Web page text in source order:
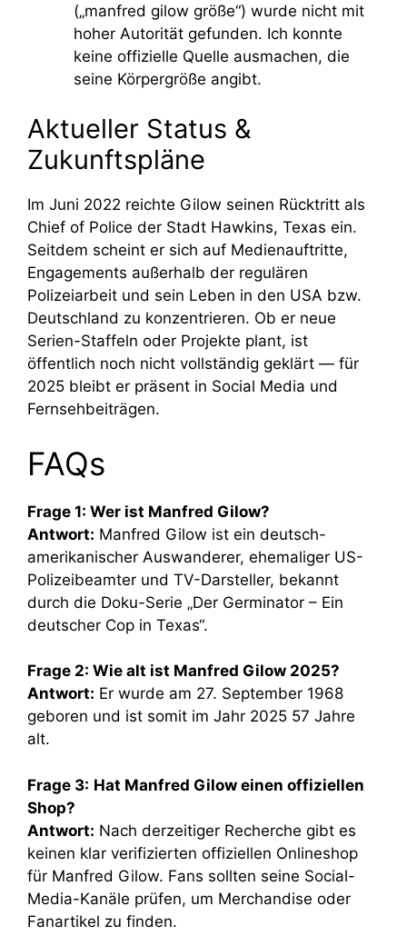
(„manfred gilow größe“) wurde nicht mit
hoher Autorität gefunden. Ich konnte
keine offizielle Quelle ausmachen, die
seine Körpergröße angibt.
Aktueller Status &
Zukunftspläne
Im Juni 2022 reichte Gilow seinen Rücktritt als
Chief of Police der Stadt Hawkins, Texas ein.
Seitdem scheint er sich auf Medienauftritte,
Engagements außerhalb der regulären
Polizeiarbeit und sein Leben in den USA bzw.
Deutschland zu konzentrieren. Ob er neue
Serien-Staffeln oder Projekte plant, ist
öffentlich noch nicht vollständig geklärt — für
2025 bleibt er präsent in Social Media und
Fernsehbeiträgen.
FAQs
Frage 1: Wer ist Manfred Gilow?
Antwort: Manfred Gilow ist ein deutsch-
amerikanischer Auswanderer, ehemaliger US-
Polizeibeamter und TV-Darsteller, bekannt
durch die Doku-Serie „Der Germinator – Ein
deutscher Cop in Texas“.
Frage 2: Wie alt ist Manfred Gilow 2025?
Antwort: Er wurde am 27. September 1968
geboren und ist somit im Jahr 2025 57 Jahre
alt.
Frage 3: Hat Manfred Gilow einen offiziellen
Shop?
Antwort: Nach derzeitiger Recherche gibt es
keinen klar verifizierten offiziellen Onlineshop
für Manfred Gilow. Fans sollten seine Social-
Media-Kanäle prüfen, um Merchandise oder
Fanartikel zu finden.